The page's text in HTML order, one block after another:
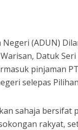
(ADUN)
Datuk
pinjaman
selepas
sahaja bersifat
rakyat,